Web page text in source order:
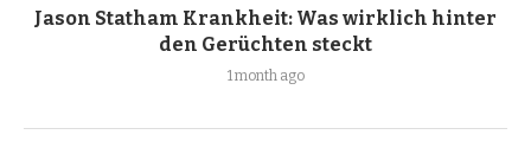
Jason Statham Krankheit: Was wirklich hinter
den Gerüchten steckt
1 month ago